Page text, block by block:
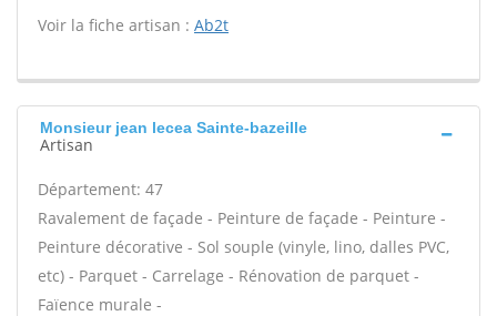
Voir la fiche artisan : Ab2t
Monsieur jean lecea Sainte-bazeille
Artisan
Département: 47
Ravalement de façade - Peinture de façade - Peinture -
Peinture décorative - Sol souple (vinyle, lino, dalles PVC,
etc) - Parquet - Carrelage - Rénovation de parquet -
Faïence murale -